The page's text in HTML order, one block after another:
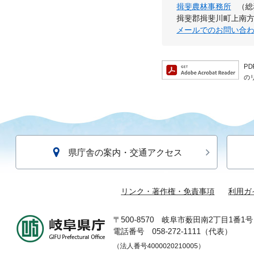
揖斐農林事務所
（
揖斐郡揖斐川町上南
メールでのお問い合
の
県庁舎の案内・交通アクセス
リンク・著作権・免責事項 利用ガ
〒500-8570
岐阜市薮田南2丁目1番1号
電話番号 058-272-1111（代表）
（法人番号4000020210005）